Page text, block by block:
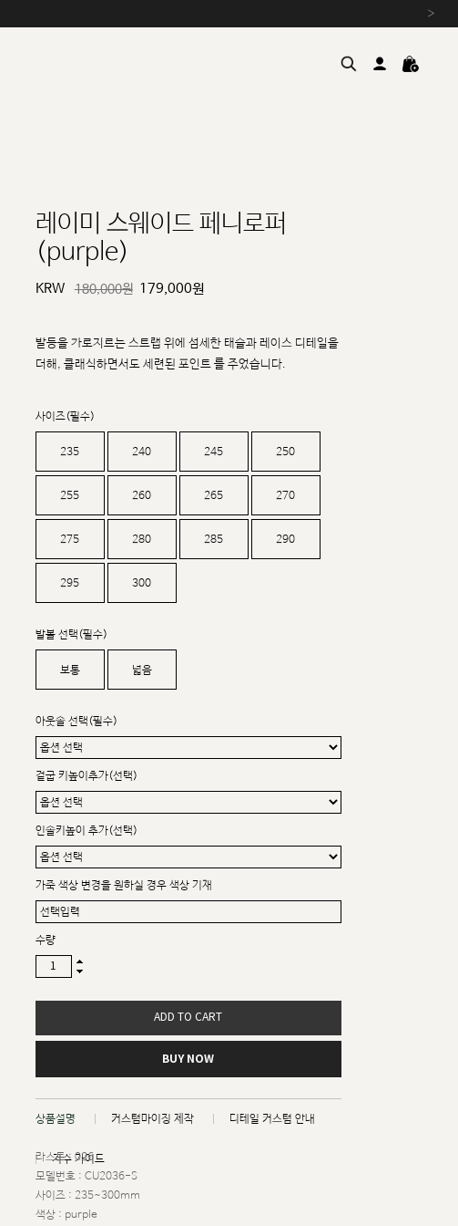
›
sat,sun,holiday off
레이미 스웨이드 페니로퍼
(purple)
KRW 180,000원 179,000원
발등을 가로지르는 스트랩 위에 섬세한 태슬과 레이스 디테일을
더해, 클래식하면서도 세련된 포인트 를 주었습니다.
사이즈(필수)
235 240 245 250
255 260 265 270
275 280 285 290
295 300
발볼 선택(필수)
보통 넓음
아웃솔 선택(필수)
겉굽 키높이추가(선택)
인솔키높이 추가(선택)
가죽 색상 변경을 원하실 경우 색상 기재
수량
ADD TO CART
BUY NOW
상품설명 커스텀마이징 제작 디테일 커스텀 안내
치수 가이드
라스트 : 026
모델번호 : CU2036-S
사이즈 : 235~300mm
색상 : purple